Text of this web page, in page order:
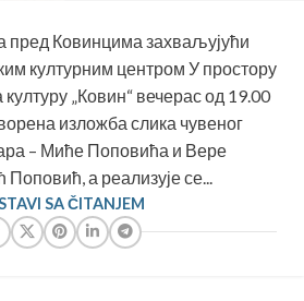
пред Ковинцима захваљујући
културним центром У простору
„Ковин“ вечерас од 19.00
изложба слика чувеног
– Миће Поповића и Вере
а реализује се...
SA ČITANJEM